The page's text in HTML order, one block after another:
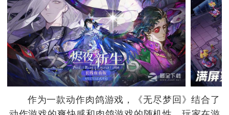
作为一款动作肉鸽游戏，《无尽梦回》结合了